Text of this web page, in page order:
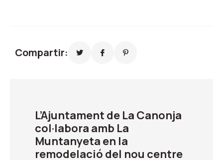
Compartir:
L’Ajuntament de La Canonja
col·labora amb La
Muntanyeta en la
remodelació del nou centre